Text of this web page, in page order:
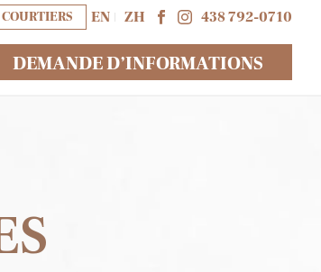
EN ZH
COURTIERS 438 792-0710
DEMANDE D’INFORMATIONS